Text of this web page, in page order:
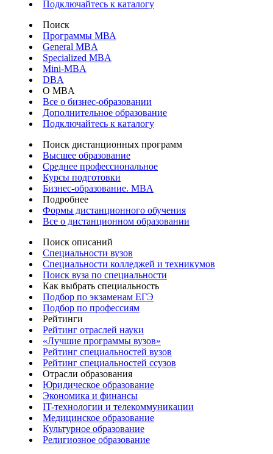
Подключайтесь к каталогу
Поиск
Программы МВА
General MBA
Specialized MBA
Mini-MBA
DBA
О MBA
Все о бизнес-образовании
Дополнительное образование
Подключайтесь к каталогу
Поиск дистанционных программ
Высшее образование
Среднее профессиональное
Курсы подготовки
Бизнес-образование. MBA
Подробнее
Формы дистанционного обучения
Все о дистанционном образовании
Поиск описаний
Специальности вузов
Специальности колледжей и техникумов
Поиск вуза по специальности
Как выбрать специальность
Подбор по экзаменам ЕГЭ
Подбор по профессиям
Рейтинги
Рейтинг отраслей науки
«Лучшие программы вузов»
Рейтинг специальностей вузов
Рейтинг специальностей ссузов
Отрасли образования
Юридическое образование
Экономика и финансы
IT-технологии и телекоммуникации
Медицинское образование
Культурное образование
Религиозное образование